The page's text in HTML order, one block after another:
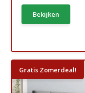
Bekijken
Gratis Zomerdeal!